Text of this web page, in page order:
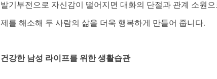
발기부전으로 자신감이 떨어지면 대화의 단절과 관계 소원
제를 해소해 두 사람의 삶을 더욱 행복하게 만들어 줍니다.
건강한 남성 라이프를 위한 생활습관